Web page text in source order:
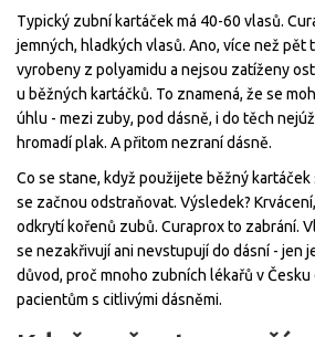
Typický zubní kartáček má 40-60 vlasů.
jemných, hladkých vlasů. Ano, více než pět
vyrobeny z polyamidu a nejsou zatíženy
u běžných kartáčků. To znamená, že se
úhlu - mezi zuby, pod dásně, i do těch
hromadí plak. A přitom nezraní dásně.
Co se stane, když použijete běžný kartáček
se začnou odstraňovat. Výsledek?
odkrytí kořenů zubů. Curaprox to zabrání.
se nezakřivují ani nevstupují do dásní - jen
důvod, proč mnoho zubních lékařů v
pacientům s citlivými dásněmi.